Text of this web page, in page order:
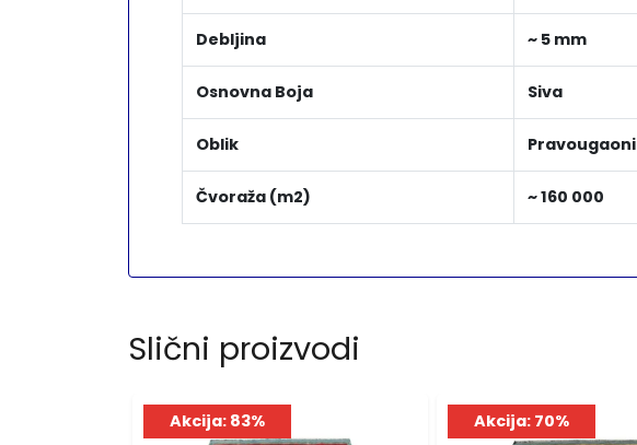
Debljina ~ 5 mm
Osnovna Boja Siva
Oblik Pravougaoni
Čvoraža (m2) ~ 160 000
Slični proizvodi
Akcija: 83% Akcija: 70%